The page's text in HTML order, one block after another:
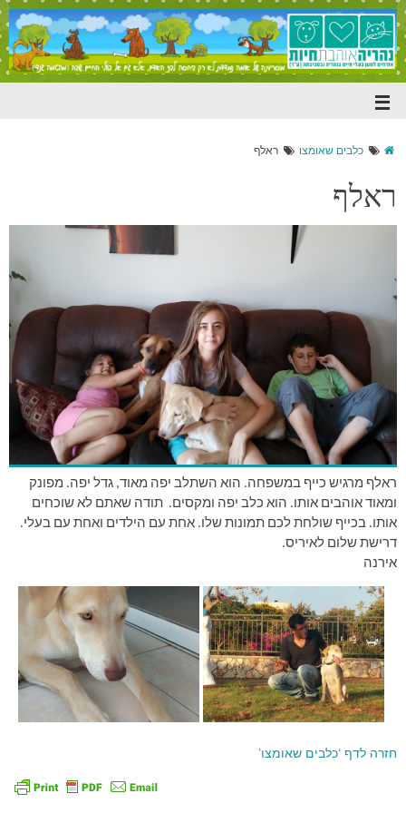
כלבים שאומצו ראלף
ראלף
ראלף מרגיש כייף במשפחה. הוא השתלב יפה מאוד, גדל יפה. מפונק
ומאוד אוהבים אותו. הוא כלב יפה ומקסים. תודה שאתם לא שוכחים
אותו. בכייף שולחת לכם תמונות שלו. אחת עם הילדים ואחת עם בעלי.
דרישת שלום לאיריס.
אירנה
חזרה לדף ‘כלבים שאומצו’